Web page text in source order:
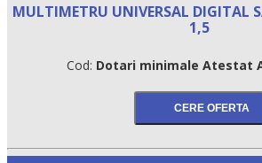
MULTIMETRU UNIVERSAL DIGITAL
1,5
Cod: Dotari minimale Atestat